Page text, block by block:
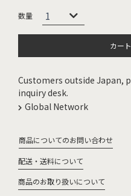
カー
Customers outside Japan,
inquiry desk.
Global Network
商品についてのお問い合わせ
配送・送料について
商品のお取り扱いについて